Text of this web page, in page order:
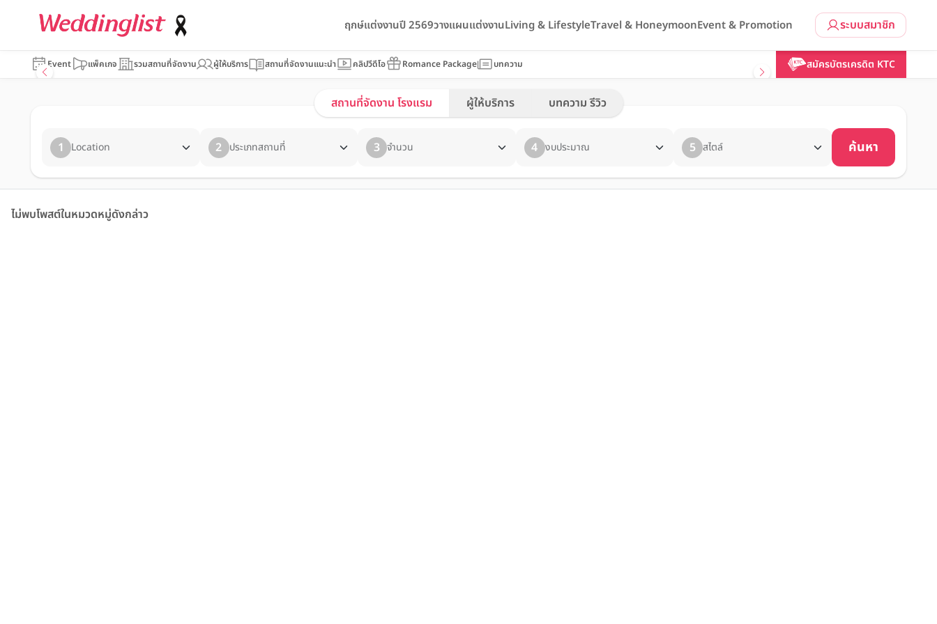
ระบบสมาชิก
ฤกษ์แต่งงานปี 2569วางแผนแต่งงานLiving & LifestyleTravel & HoneymoonEvent & Promotion
Event แพ็คเกจ รวมสถานที่จัดงาน ผู้ให้บริการ สถานที่จัดงานแนะนำ คลิปวีดีโอ Romance Package บทความ สมัครบัตรเครดิต KTC
สถานที่จัดงาน โรงแรม ผู้ให้บริการ บทความ รีวิว
1 Location 2 ประเภทสถานที่ 3 จำนวน 4 งบประมาณ 5 สไตล์ ค้นหา
ไม่พบโพสต์ในหมวดหมู่ดังกล่าว